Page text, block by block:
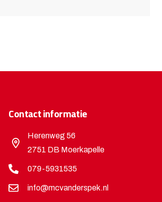
Contact informatie
Herenweg 56
2751 DB Moerkapelle
079-5931535
info@mcvanderspek.nl